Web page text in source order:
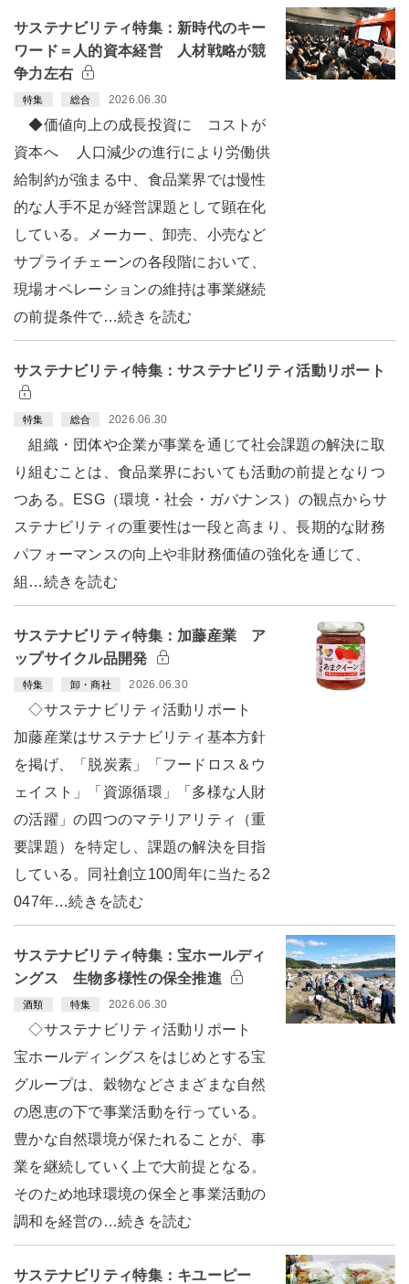
サステナビリティ特集：新時代のキー
ワード＝人的資本経営 人材戦略が競
争力左右
特集 総合 2026.06.30
◆価値向上の成長投資に コストが
資本へ 人口減少の進行により労働供
給制約が強まる中、食品業界では慢性
的な人手不足が経営課題として顕在化
している。メーカー、卸売、小売など
サプライチェーンの各段階において、
現場オペレーションの維持は事業継続
の前提条件で…続きを読む
サステナビリティ特集：サステナビリティ活動リポート
特集 総合 2026.06.30
組織・団体や企業が事業を通じて社会課題の解決に取
り組むことは、食品業界においても活動の前提となりつ
つある。ESG（環境・社会・ガバナンス）の観点からサ
ステナビリティの重要性は一段と高まり、長期的な財務
パフォーマンスの向上や非財務価値の強化を通じて、
組…続きを読む
サステナビリティ特集：加藤産業 ア
ップサイクル品開発
特集 卸・商社 2026.06.30
◇サステナビリティ活動リポート
加藤産業はサステナビリティ基本方針
を掲げ、「脱炭素」「フードロス＆ウ
ェイスト」「資源循環」「多様な人財
の活躍」の四つのマテリアリティ（重
要課題）を特定し、課題の解決を目指
している。同社創立100周年に当たる2
047年…続きを読む
サステナビリティ特集：宝ホールディ
ングス 生物多様性の保全推進
酒類 特集 2026.06.30
◇サステナビリティ活動リポート
宝ホールディングスをはじめとする宝
グループは、穀物などさまざまな自然
の恩恵の下で事業活動を行っている。
豊かな自然環境が保たれることが、事
業を継続していく上で大前提となる。
そのため地球環境の保全と事業活動の
調和を経営の…続きを読む
サステナビリティ特集：キユーピー